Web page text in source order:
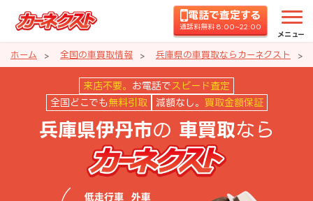
電話で査定する
通話料無料 8:00~22:00
メニュー
ホーム 全国の車買取情報 兵庫県の車買取ならカーネクスト
兵庫県伊丹市の車買取ならカー
来店不要。 お電話で スピード査定
全国どこでも 無料引取 減額なし。 買取金額保証
兵庫県伊丹市の 車買取なら